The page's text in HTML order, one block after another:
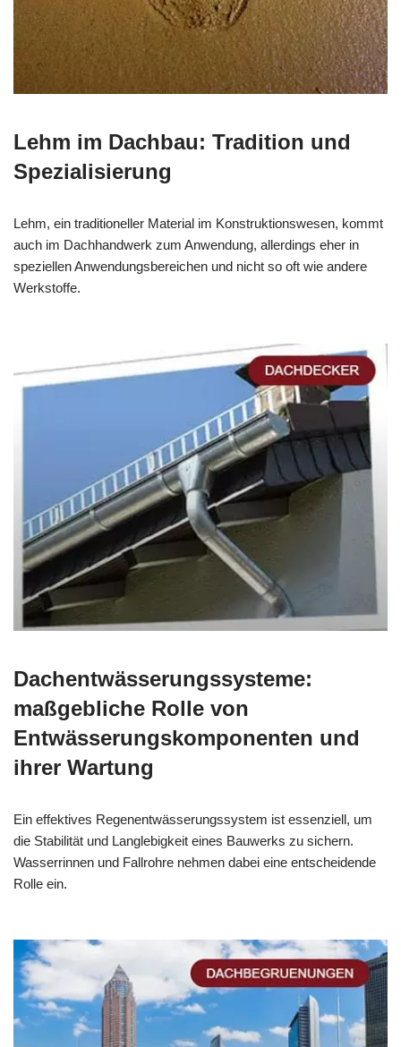
Lehm im Dachbau: Tradition und
Spezialisierung
Lehm, ein traditioneller Material im Konstruktionswesen, kommt
auch im Dachhandwerk zum Anwendung, allerdings eher in
speziellen Anwendungsbereichen und nicht so oft wie andere
Werkstoffe.
Dachentwässerungssysteme:
maßgebliche Rolle von
Entwässerungskomponenten und
ihrer Wartung
Ein effektives Regenentwässerungssystem ist essenziell, um
die Stabilität und Langlebigkeit eines Bauwerks zu sichern.
Wasserrinnen und Fallrohre nehmen dabei eine entscheidende
Rolle ein.